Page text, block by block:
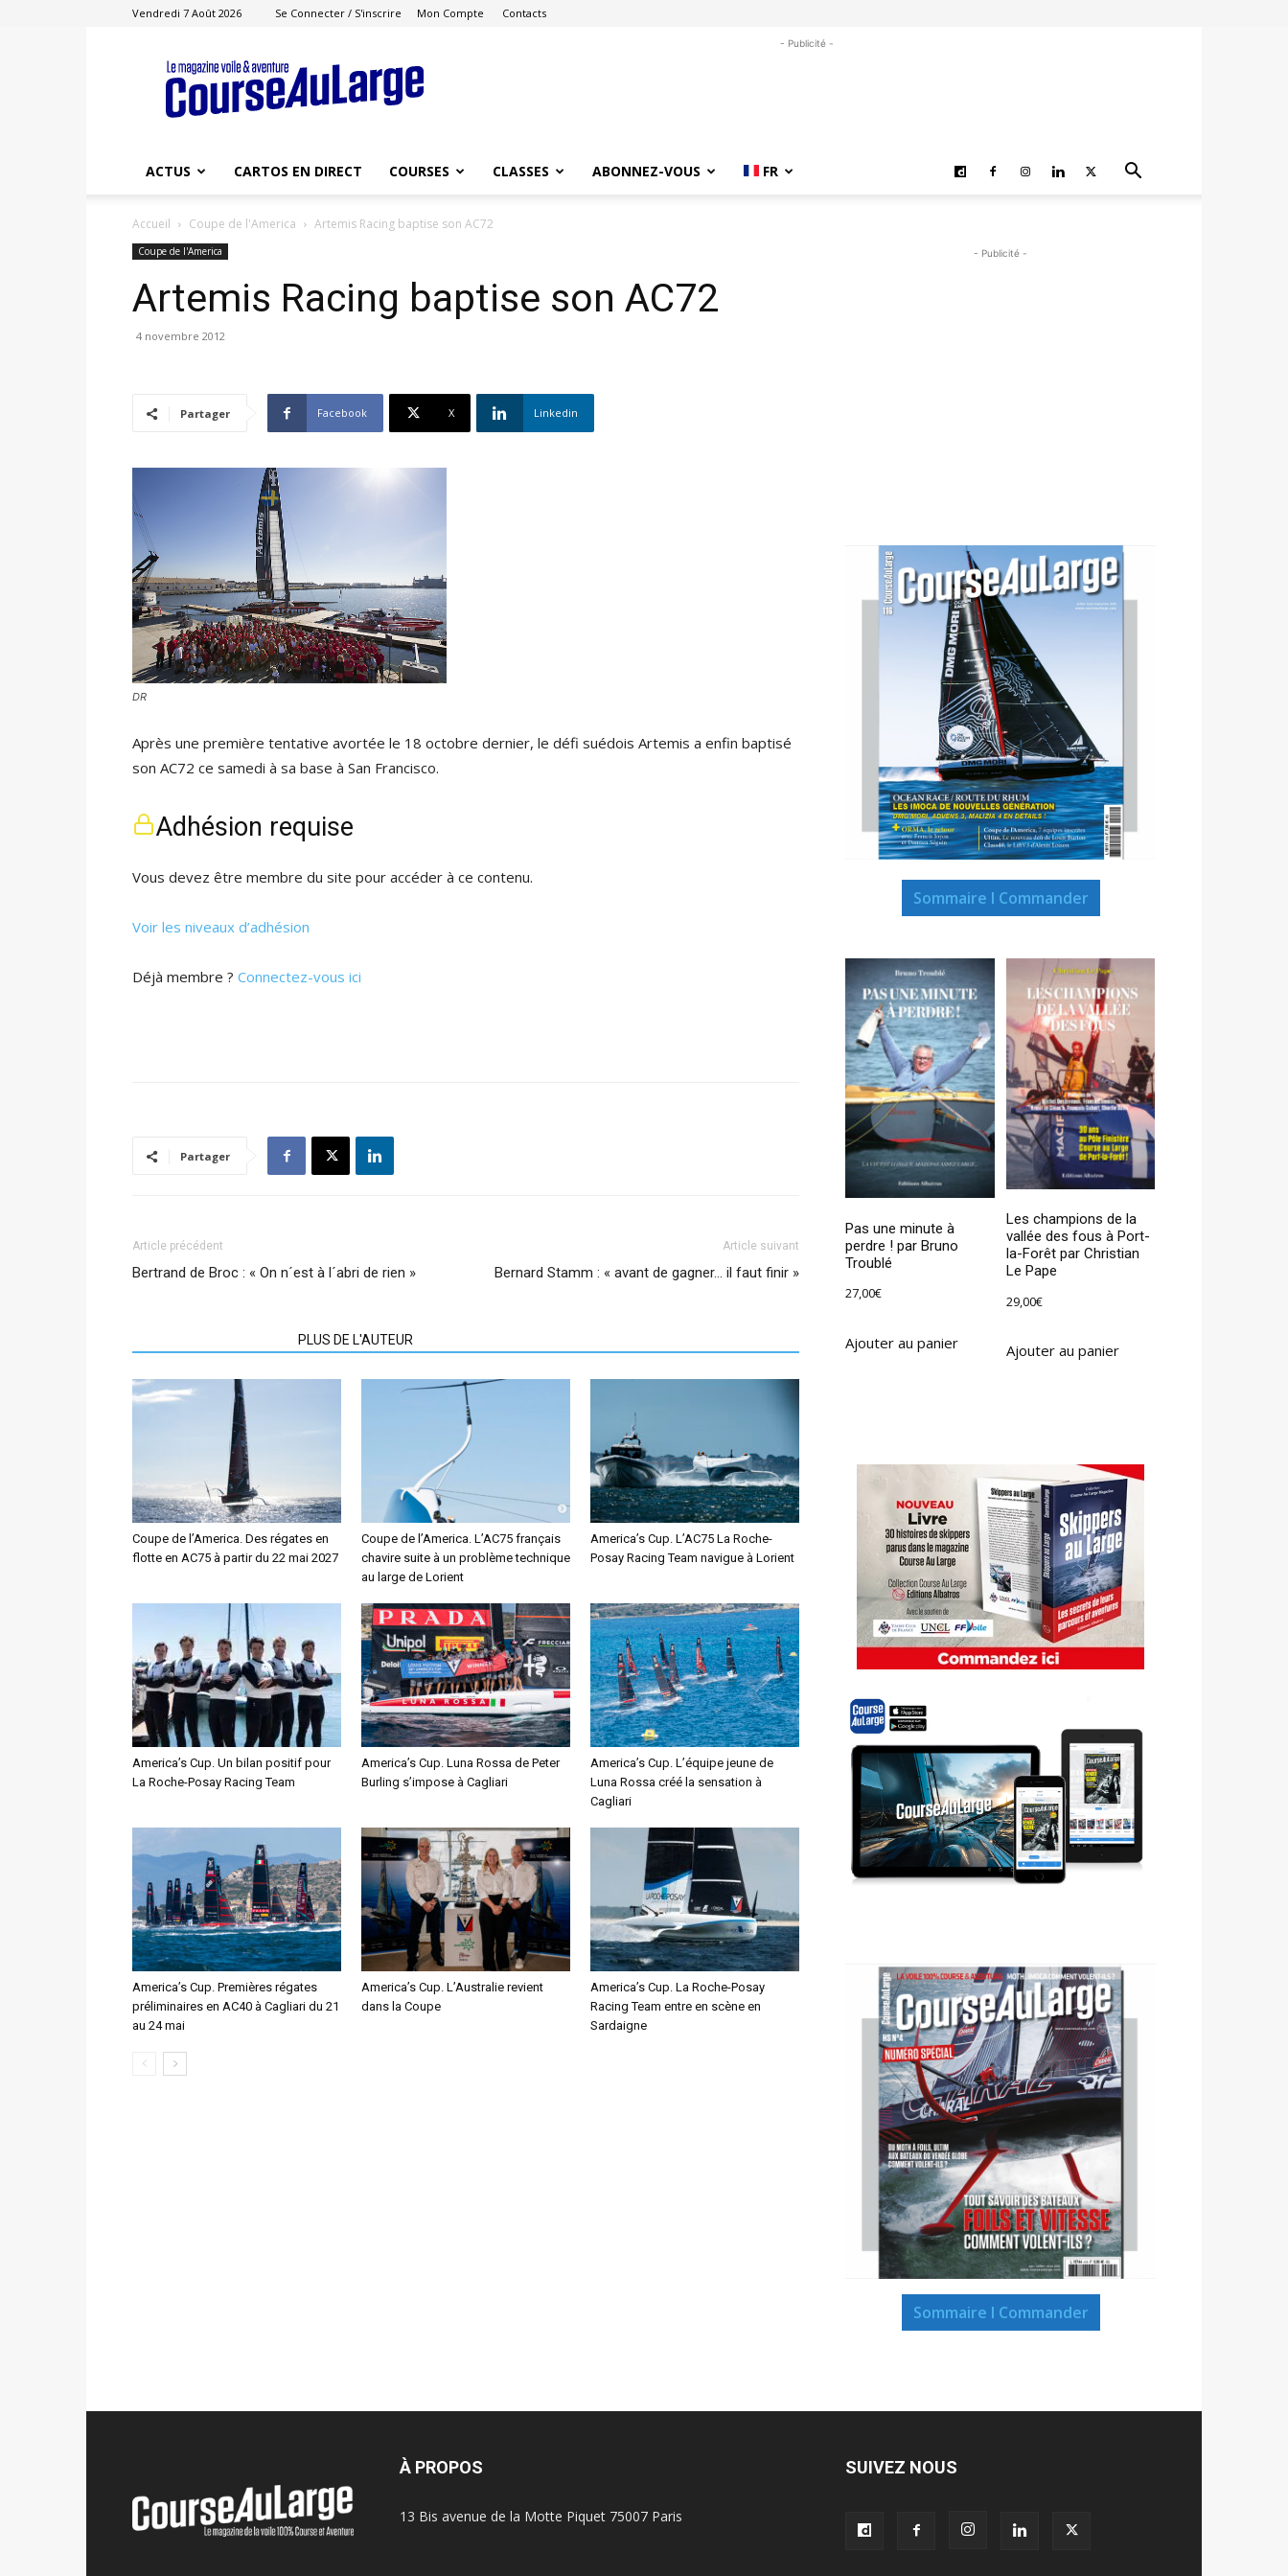
Vendredi 7 Août 2026 Se Connecter / S'inscrire Mon Compte Contacts
Course
au
Large
- Publicité -
ACTUS CARTOS EN DIRECT COURSES CLASSES ABONNEZ-VOUS FR
Accueil Coupe de l'America Artemis Racing baptise son AC72
Coupe de l'America
Artemis Racing baptise son AC72
4 novembre 2012
Partager Facebook X Linkedin
DR
Après une première tentative avortée le 18 octobre dernier, le défi suédois Artemis a enfin baptisé
son AC72 ce samedi à sa base à San Francisco.
Adhésion requise
Vous devez être membre du site pour accéder à ce contenu.
Voir les niveaux d’adhésion
Déjà membre ? Connectez-vous ici
Partager
Article précédent
Bertrand de Broc : « On n´est à l´abri de rien »
Article suivant
Bernard Stamm : « avant de gagner… il faut finir »
PLUS DE L'AUTEUR
Coupe de l’America. Des régates en
flotte en AC75 à partir du 22 mai 2027
Coupe de l’America. L’AC75 français
chavire suite à un problème technique
au large de Lorient
America’s Cup. L’AC75 La Roche-
Posay Racing Team navigue à Lorient
America’s Cup. Un bilan positif pour
La Roche-Posay Racing Team
America’s Cup. Luna Rossa de Peter
Burling s’impose à Cagliari
America’s Cup. L’équipe jeune de
Luna Rossa créé la sensation à
Cagliari
America’s Cup. Premières régates
préliminaires en AC40 à Cagliari du 21
au 24 mai
America’s Cup. L’Australie revient
dans la Coupe
America’s Cup. La Roche-Posay
Racing Team entre en scène en
Sardaigne
- Publicité -
Sommaire I Commander
Pas une minute à
perdre ! par Bruno
Troublé
27,00€
Ajouter au panier
Les champions de la
vallée des fous à Port-
la-Forêt par Christian
Le Pape
29,00€
Ajouter au panier
Sommaire I Commander
À PROPOS
13 Bis avenue de la Motte Piquet 75007 Paris
SUIVEZ NOUS